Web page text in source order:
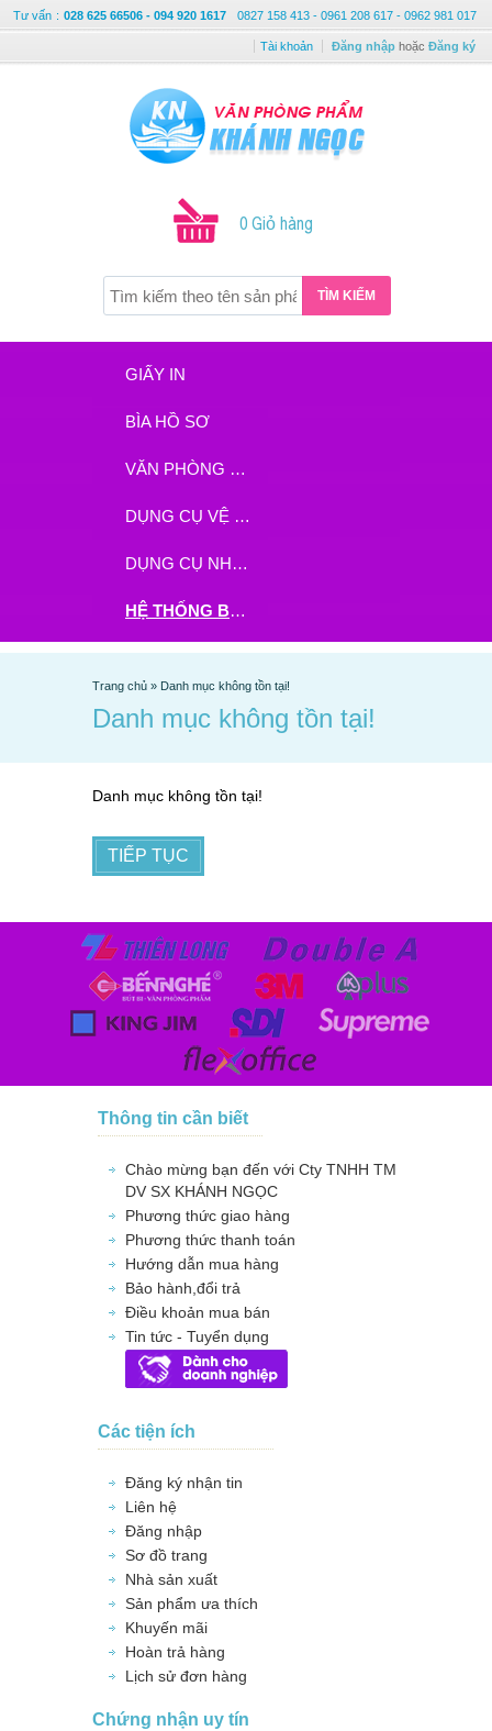
Tư vấn : 028 625 66506 - 094 920 1617 0827 158 413 - 0961 208 617 - 0962 981 017
Tài khoản Đăng nhập hoặc Đăng ký
0 Giỏ hàng
TÌM KIẾM
GIẤY IN
BÌA HỒ SƠ
VĂN PHÒNG PHẨM
DỤNG CỤ VỆ SINH
DỤNG CỤ NHÀ BẾP
HỆ THỐNG BHX - TGDĐ ĐẶT HÀNG TẠI ĐÂY
Trang chủ » Danh mục không tồn tại!
Danh mục không tồn tại!
Danh mục không tồn tại!
TIẾP TỤC
Thông tin cần biết
Chào mừng bạn đến với Cty TNHH TM
DV SX KHÁNH NGỌC
Phương thức giao hàng
Phương thức thanh toán
Hướng dẫn mua hàng
Bảo hành,đổi trả
Điều khoản mua bán
Tin tức - Tuyển dụng
Các tiện ích
Đăng ký nhận tin
Liên hệ
Đăng nhập
Sơ đồ trang
Nhà sản xuất
Sản phẩm ưa thích
Khuyến mãi
Hoàn trả hàng
Lịch sử đơn hàng
Chứng nhận uy tín